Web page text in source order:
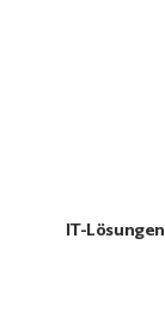
IT-Lösungen